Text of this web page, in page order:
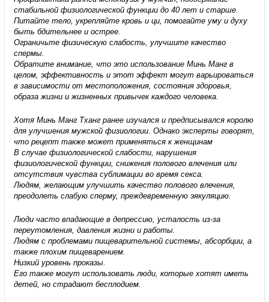
стабильной физиологической функции до 40 лет и старше.
Питайте тело, укрепляйте кровь и ци, помогайте уму и духу
быть бдительнее и острее.
Ограничьте физическую слабость, улучшите качество
спермы.
Обратите внимание, что это использование Минь Манг в
целом, эффективность и этот эффект могут варьироваться
в зависимости от местоположения, состояния здоровья,
образа жизни и жизненных привычек каждого человека.
Хотя Минь Манг Тханг ранее изучался и предписывался королю
для улучшения мужской физиологии. Однако эксперты говорят,
что рецепт также может применяться к женщинам
В случае физиологической слабости, нарушения
физиологической функции, снижения полового влечения или
отсутствия чувства сублимации во время секса.
Людям, желающим улучшить качество полового влечения,
преодолеть слабую сперму, преждевременную эякуляцию.
Люди часто впадающие в депрессию, усталость из-за
переутомления, давления жизни и работы.
Людям с проблемами пищеварительной системы, абсорбции, а
также плохим пищеварением.
Низкий уровень проказы.
Его также могут использовать люди, которые хотят иметь
детей, но страдают бесплодием.